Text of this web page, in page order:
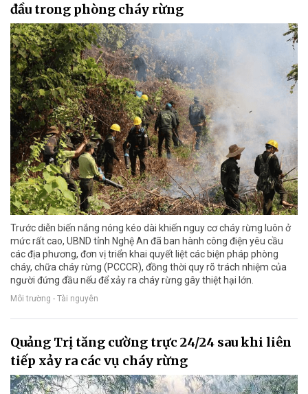
đầu trong phòng cháy rừng
Trước diễn biến nắng nóng kéo dài khiến nguy cơ cháy rừng luôn ở
mức rất cao, UBND tỉnh Nghệ An đã ban hành công điện yêu cầu
các địa phương, đơn vị triển khai quyết liệt các biện pháp phòng
cháy, chữa cháy rừng (PCCCR), đồng thời quy rõ trách nhiệm của
người đứng đầu nếu để xảy ra cháy rừng gây thiệt hại lớn.
Môi trường - Tài nguyên
Quảng Trị tăng cường trực 24/24 sau khi liên
tiếp xảy ra các vụ cháy rừng